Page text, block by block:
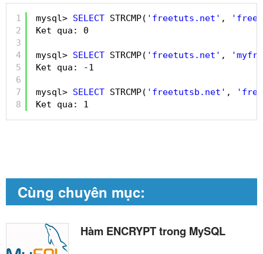
1
2
3
4
5
6
7
8
mysql> SELECT STRCMP( 'freetuts.net' ,
Ket qua: 0
mysql> SELECT STRCMP( 'freetuts.net' ,
Ket qua: -1
mysql> SELECT STRCMP( 'freetutsb.net' ,
Ket qua: 1
Cùng chuyên mục:
Hàm ENCRYPT trong MySQL